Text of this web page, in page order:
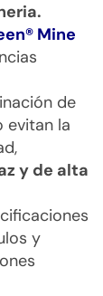
Mine
de
evitan la
y de alta
y